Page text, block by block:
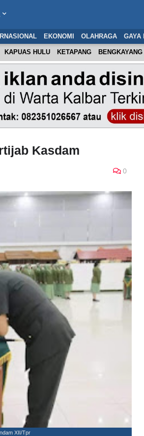
EKONOMI OLAHRAGA GAYA
KAPUAS HULU KETAPANG BENGKAYANG
Kasdam
0
XII/Tpr